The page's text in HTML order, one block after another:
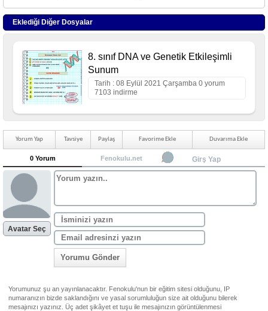
Eklediği Diğer Dosyalar
8. sınıf DNA ve Genetik Etkileşimli
Sunum
Tarih : 08 Eylül 2021 Çarşamba 0 yorum
7103 indirme
Yorum Yap Tavsiye Paylaş Favorime Ekle Duvarıma Ekle
0 Yorum Fenokulu.net Girş Yap
Avatar Seç
Yorumu Gönder
Yorumunuz şu an yayınlanacaktır. Fenokulu'nun bir eğitim sitesi olduğunu, IP
numaranızın bizde saklandığını ve yasal sorumluluğun size ait olduğunu bilerek
mesajınızı yazınız. Üç adet şikâyet et tuşu ile mesajınızın görüntülenmesi